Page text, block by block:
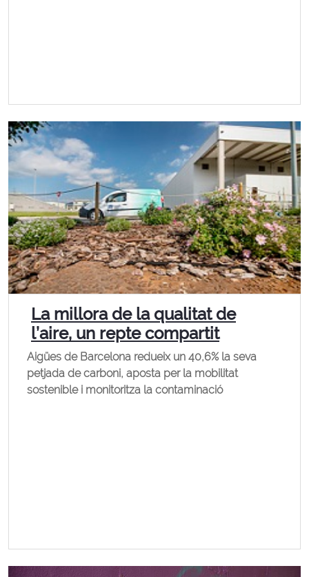
La millora de la qualitat de
l’aire, un repte compartit
Aigües de Barcelona redueix un 40,6% la seva
petjada de carboni, aposta per la mobilitat
sostenible i monitoritza la contaminació